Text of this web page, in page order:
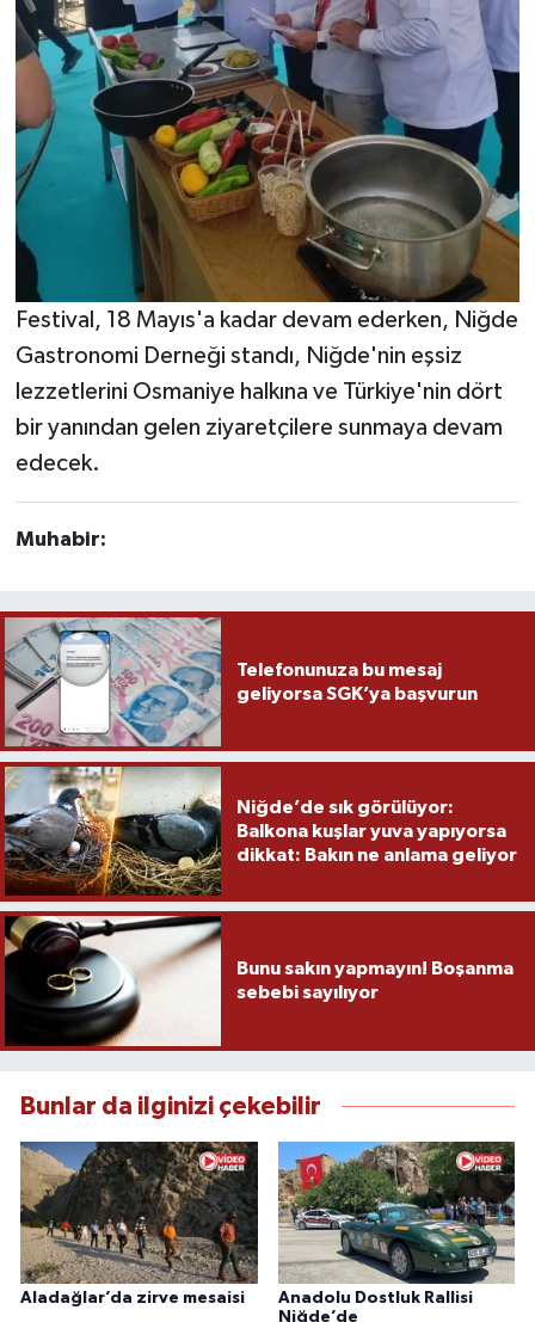
Festival, 18 Mayıs'a kadar devam ederken, Niğde
Gastronomi Derneği standı, Niğde'nin eşsiz
lezzetlerini Osmaniye halkına ve Türkiye'nin dört
bir yanından gelen ziyaretçilere sunmaya devam
edecek.
Muhabir:
Telefonunuza bu mesaj
geliyorsa SGK’ya başvurun
Niğde’de sık görülüyor:
Balkona kuşlar yuva yapıyorsa
dikkat: Bakın ne anlama geliyor
Bunu sakın yapmayın! Boşanma
sebebi sayılıyor
Bunlar da ilginizi çekebilir
Aladağlar’da zirve mesaisi
Anadolu Dostluk Rallisi
Niğde’de